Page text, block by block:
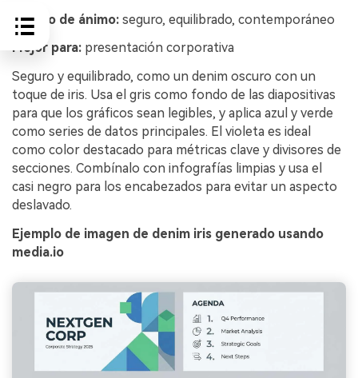
Estado de ánimo: seguro, equilibrado, contemporáneo
Mejor para: presentación corporativa
Seguro y equilibrado, como un denim oscuro con un
toque de iris. Usa el gris como fondo de las diapositivas
para que los gráficos sean legibles, y aplica azul y verde
como series de datos principales. El violeta es ideal
como color destacado para métricas clave y divisores de
secciones. Combínalo con infografías limpias y usa el
casi negro para los encabezados para evitar un aspecto
deslavado.
Ejemplo de imagen de denim iris generado usando
media.io